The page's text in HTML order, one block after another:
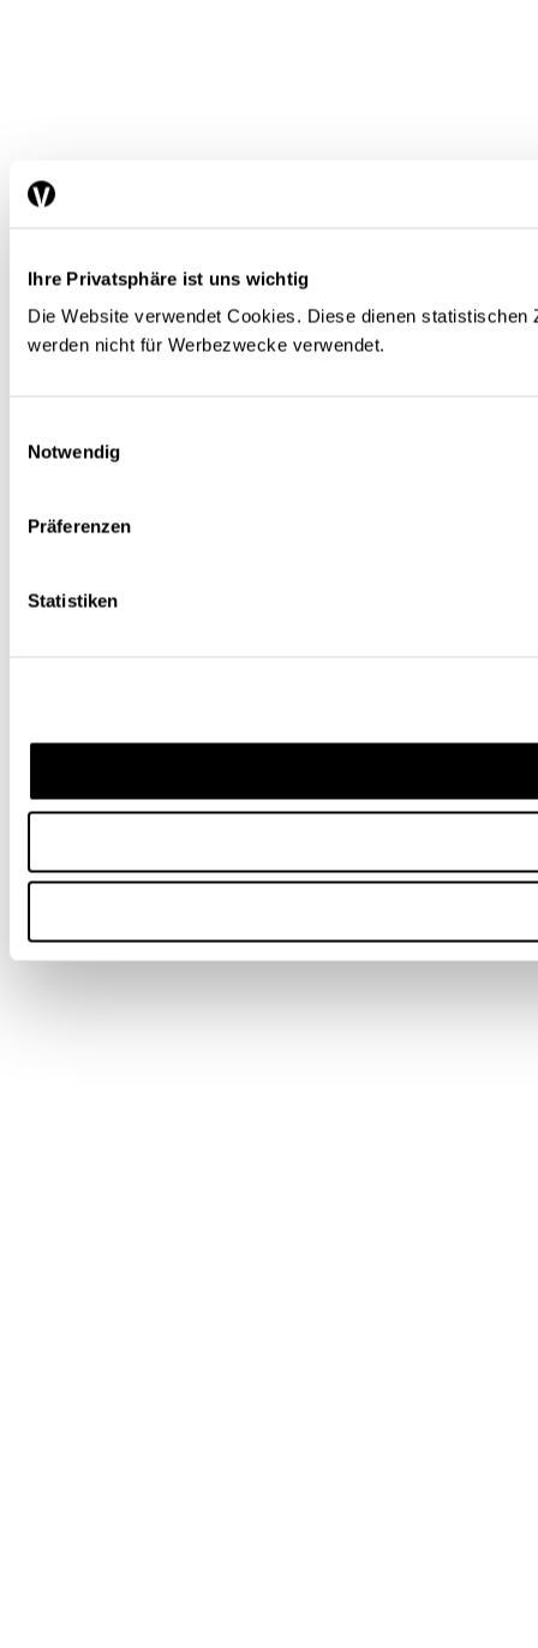
Ihre Privatsphäre ist uns wichtig
Die Website verwendet Cookies. Diese dienen
werden nicht für Werbezwecke verwendet.
Notwendig
Präferenzen
Statistiken